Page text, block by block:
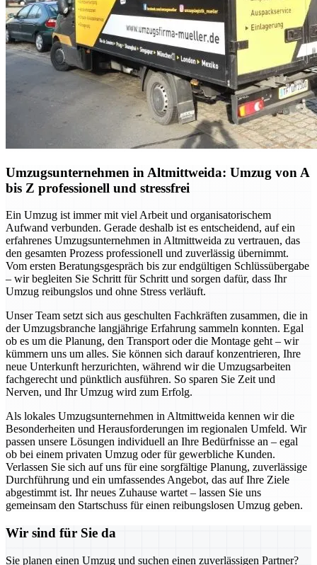
Umzugsunternehmen in Altmittweida: Umzug von A
bis Z professionell und stressfrei
Ein Umzug ist immer mit viel Arbeit und organisatorischem
Aufwand verbunden. Gerade deshalb ist es entscheidend, auf ein
erfahrenes Umzugsunternehmen in Altmittweida zu vertrauen, das
den gesamten Prozess professionell und zuverlässig übernimmt.
Vom ersten Beratungsgespräch bis zur endgültigen Schlüssübergabe
– wir begleiten Sie Schritt für Schritt und sorgen dafür, dass Ihr
Umzug reibungslos und ohne Stress verläuft.
Unser Team setzt sich aus geschulten Fachkräften zusammen, die in
der Umzugsbranche langjährige Erfahrung sammeln konnten. Egal
ob es um die Planung, den Transport oder die Montage geht – wir
kümmern uns um alles. Sie können sich darauf konzentrieren, Ihre
neue Unterkunft herzurichten, während wir die Umzugsarbeiten
fachgerecht und pünktlich ausführen. So sparen Sie Zeit und
Nerven, und Ihr Umzug wird zum Erfolg.
Als lokales Umzugsunternehmen in Altmittweida kennen wir die
Besonderheiten und Herausforderungen im regionalen Umfeld. Wir
passen unsere Lösungen individuell an Ihre Bedürfnisse an – egal
ob bei einem privaten Umzug oder für gewerbliche Kunden.
Verlassen Sie sich auf uns für eine sorgfältige Planung, zuverlässige
Durchführung und ein umfassendes Angebot, das auf Ihre Ziele
abgestimmt ist. Ihr neues Zuhause wartet – lassen Sie uns
gemeinsam den Startschuss für einen reibungslosen Umzug geben.
Wir sind für Sie da
Sie planen einen Umzug und suchen einen zuverlässigen Partner?